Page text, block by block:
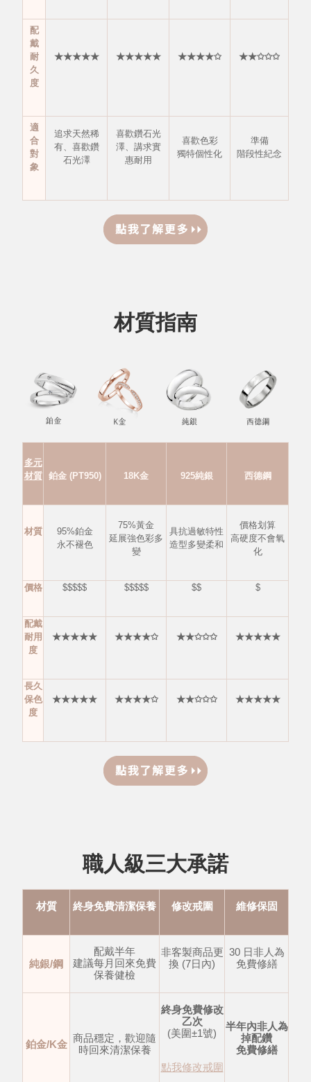
配
戴
耐
久
度
★★★★★ ★★★★★ ★★★★✩ ★★✩✩✩
適
合
對
象
追求天然稀
有、 喜歡鑽
石光澤
喜歡鑽石光
澤、 講求實
惠耐用
喜歡色彩
獨特個性化
準備
階段性紀念
材質指南
多元
材質
鉑金 (PT950) 18K金 925純銀 西德鋼
材質
95%鉑金
永不褪色
75%黃金
延展強色彩多
變
具抗過敏特性
造型多變柔和
價格划算
高硬度不會氧
化
價格 $$$$$ $$$$$ $$ $
配戴
耐用
度
★★★★★ ★★★★✩ ★★✩✩✩ ★★★★★
長久
保色
度
★★★★★ ★★★★✩ ★★✩✩✩ ★★★★★
職人級三大承諾
材質 終身免費清潔保養 修改戒圍 維修保固
純銀/鋼
配戴半年
建議每月回來免費
保養健檢
非客製商品更
換 (7日內)
30 日非人為
免費修繕
鉑金/K金
商品穩定，歡迎隨
時回來清潔保養
終身免費修改
乙次
(美圍±1號)
點我修改戒圍
半年內非人為
掉配鑽
免費修繕